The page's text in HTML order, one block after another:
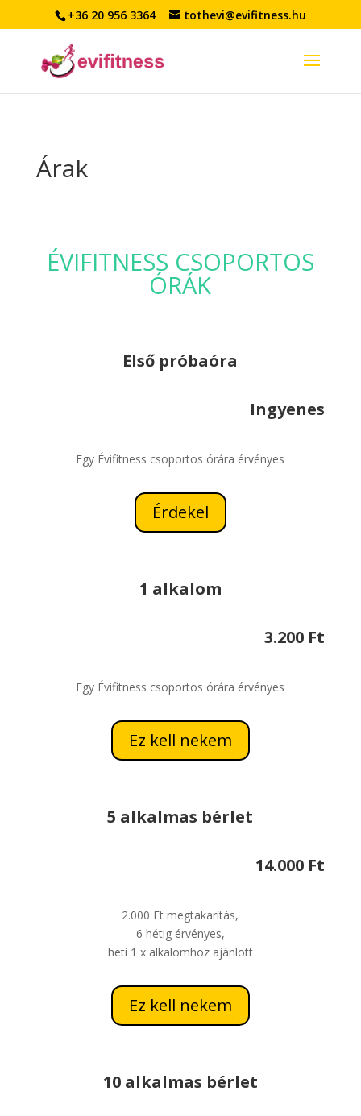
+36 20 956 3364 tothevi@evifitness.hu
Árak
ÉVIFITNESS CSOPORTOS
ÓRÁK
Első próbaóra
Ingyenes
Egy Évifitness csoportos órára érvényes
Érdekel
1 alkalom
3.200 Ft
Egy Évifitness csoportos órára érvényes
Ez kell nekem
5 alkalmas bérlet
14.000 Ft
2.000 Ft megtakarítás,
6 hétig érvényes,
heti 1 x alkalomhoz ajánlott
Ez kell nekem
10 alkalmas bérlet